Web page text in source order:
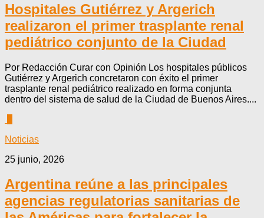
Hospitales Gutiérrez y Argerich
realizaron el primer trasplante renal
pediátrico conjunto de la Ciudad
Por Redacción Curar con Opinión Los hospitales públicos
Gutiérrez y Argerich concretaron con éxito el primer
trasplante renal pediátrico realizado en forma conjunta
dentro del sistema de salud de la Ciudad de Buenos Aires....
Noticias
25 junio, 2026
Argentina reúne a las principales
agencias regulatorias sanitarias de